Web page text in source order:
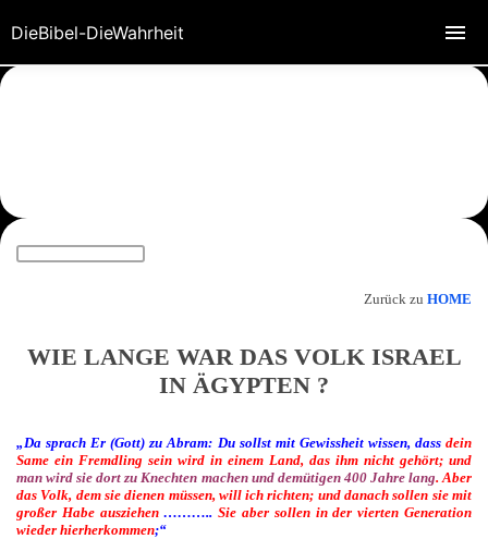
Zurück zu HOME
WIE LANGE WAR DAS VOLK ISRAEL
IN ÄGYPTEN ?
„Da sprach Er (Gott) zu Abram: Du sollst mit Gewissheit wissen, dass dein
Same ein Fremdling sein wird in einem Land, das ihm nicht gehört; und
man wird sie dort zu Knechten machen und demütigen 400 Jahre lang. Aber
das Volk, dem sie dienen müssen, will ich richten; und danach sollen sie mit
großer Habe ausziehen ………..Sie aber sollen in der vierten Generation
wieder hierherkommen;“
DieBibel-DieWahrheit